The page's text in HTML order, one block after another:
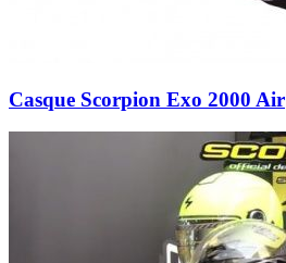
Casque Scorpion Exo 2000 Air